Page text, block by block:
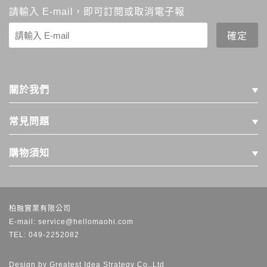
請輸入 E-mail，即可訂閱或取消電子報
關於我們
常見問題
購物須知
柏融實業有限公司
E-mail: service@hellomaohi.com
TEL: 049-2252082
Design by Greatest Idea Strategy Co.,Ltd